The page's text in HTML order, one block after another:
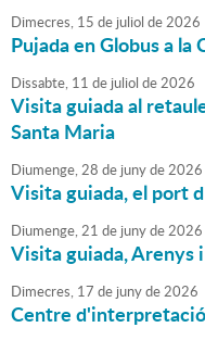
Dimecres, 15 de juliol de2026
Pujada en Globus a la
Dissabte, 11 de juliol de2026
Visita guiada al
Santa Maria
Diumenge,28 de junyde2026
Visita guiada, el port
Diumenge,21 de junyde2026
Visita guiada, Arenys
Dimecres, 17 de junyde2026
Centre